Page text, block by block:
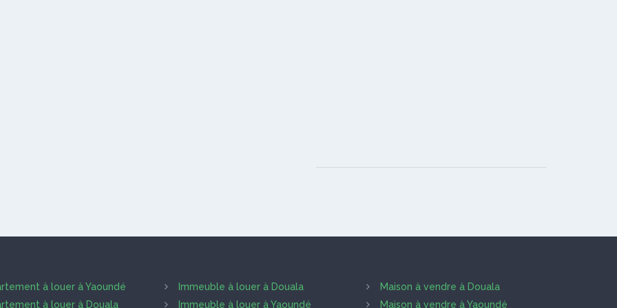
à louer à Yaoundé
à louer à Douala
Immeuble à louer à Douala
Immeuble à louer à Yaoundé
Maison à vendre à Douala
Maison à vendre à Yaoundé